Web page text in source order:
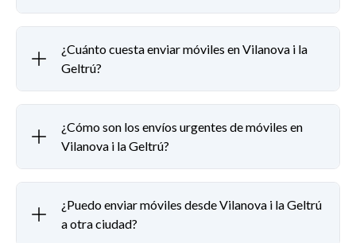
¿Cuánto cuesta enviar móviles en Vilanova i la
Geltrú?
¿Cómo son los envíos urgentes de móviles en
Vilanova i la Geltrú?
¿Puedo enviar móviles desde Vilanova i la Geltrú
a otra ciudad?